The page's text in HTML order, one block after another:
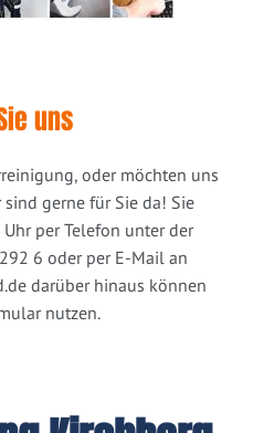
uns
oder möchten uns
gerne für Sie da! Sie
per Telefon unter der
6 oder per E-Mail an
darüber hinaus können
nutzen.